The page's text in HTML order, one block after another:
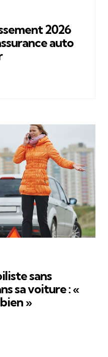
2026
auto
sans
sa voiture : «
»